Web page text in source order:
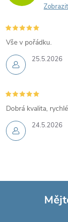
25.5.2026
Vše v pořádku.
24.5.2026
Dobrá kvalita,